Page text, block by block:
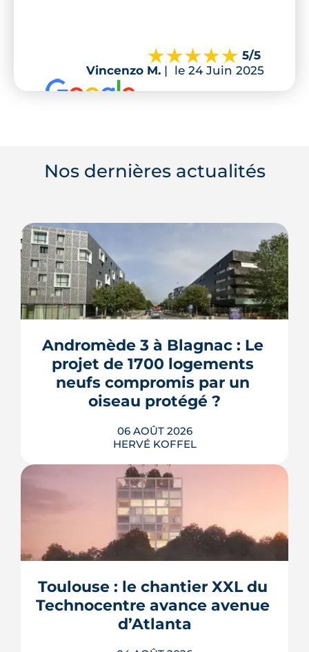
5/5
Vincenzo M. | le 24 Juin 2025
Nos dernières actualités
Andromède 3 à Blagnac : Le
projet de 1700 logements
neufs compromis par un
oiseau protégé ?
06 AOÛT 2026
HERVÉ KOFFEL
La troisième et dernière phase de
l'écoquartier Andromède doit livrer
près de 1 700 logements à partir de
protégé, la cisticole des joncs, contraint
fortement le plan d'aménagement et
repousse un calendrier déjà tendu.
LIRE L'ARTICLE
Toulouse : le chantier XXL du
Technocentre avance avenue
d’Atlanta